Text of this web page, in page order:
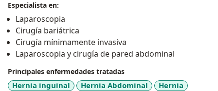
Especialista en:
Laparoscopia
Cirugía bariátrica
Cirugía mínimamente invasiva
Laparoscopia y cirugía de pared abdominal
Principales enfermedades tratadas
Hernia inguinal Hernia Abdominal
Hernia